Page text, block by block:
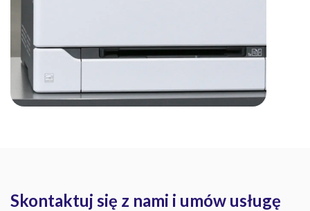
Skontaktuj się z nami i umów usługę